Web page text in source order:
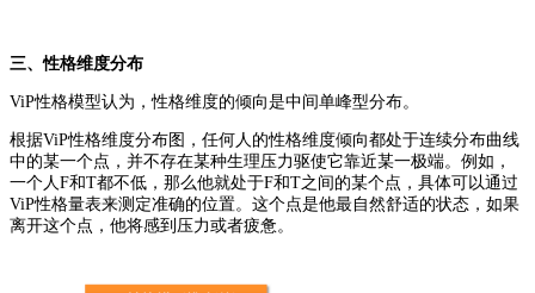
三、性格维度分布
ViP性格模型认为，性格维度的倾向是中间单峰型分布。
根据ViP性格维度分布图，任何人的性格维度倾向都处于连续分布曲线
中的某一个点，并不存在某种生理压力驱使它靠近某一极端。例如，
一个人F和T都不低，那么他就处于F和T之间的某个点，具体可以通过
ViP性格量表来测定准确的位置。这个点是他最自然舒适的状态，如果
离开这个点，他将感到压力或者疲惫。